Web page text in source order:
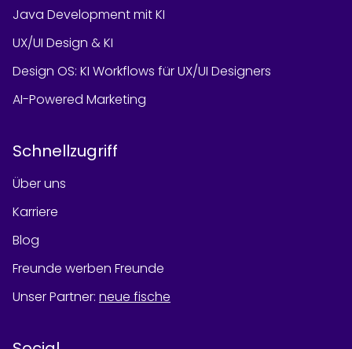
Java Development mit KI
UX/UI Design & KI
Design OS: KI Workflows für UX/UI Designers
AI-Powered Marketing
Schnellzugriff
Über uns
Karriere
Blog
Freunde werben Freunde
Unser Partner: neue fische